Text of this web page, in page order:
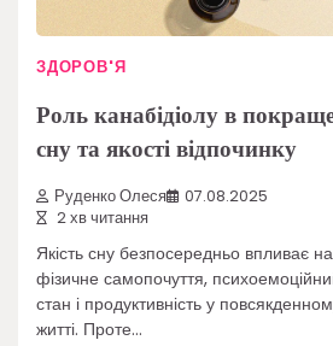
ЗДОРОВ'Я
Роль канабідіолу в
сну та якості відпочинку
Руденко Олеся
07.08.2025
2 хв читання
Якість сну безпосередньо впливає на
фізичне самопочуття,
стан і продуктивність у
житті. Проте…